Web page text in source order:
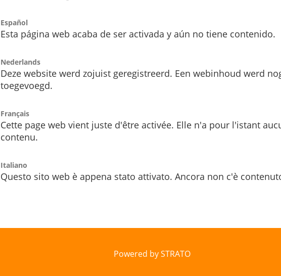
Español
Esta página web acaba de ser activada y aún no tiene contenido.
Nederlands
Deze website werd zojuist geregistreerd. Een webinhoud werd
toegevoegd.
Français
Cette page web vient juste d'être activée. Elle n'a pour l'istant
contenu.
Italiano
Questo sito web è appena stato attivato. Ancora non c'è
Powered by STRATO